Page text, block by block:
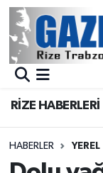
RİZE HABERLERİ
HABERLER YEREL
BÖLGEMİZ
Asayiş
Rize
Merkez
Merkez
Süper Lig